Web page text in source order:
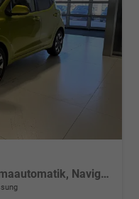
GO+ 1.2 MT 58 kW (79 PS) Klimaautomatik, Navigationssystem, Apple CarPlay & Android Auto, Sitzheizung, Lenkradheizung, Einparkhilfe hinten, Rückfahrkamera, Privacy Glass, 15" Leichtmetallfelgen, uvm.